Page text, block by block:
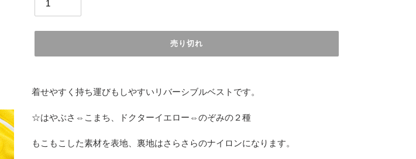
売り切れ
ー
ト
に
品
を
着せやすく持ち運びもしやすいリバーシブルベストです。
☆はやぶさ⇔こまち、ドクターイエロー⇔のぞみの２種
もこもこした素材を表地、裏地はさらさらのナイロンになります。